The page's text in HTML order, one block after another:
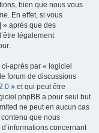
bien que nous vous
En effet, si vous
» après que des
légalement
après par « logiciel
forum de discussions
» et qui peut être
phpBB a pour seul but
ne peut en aucun cas
que nous
concernant